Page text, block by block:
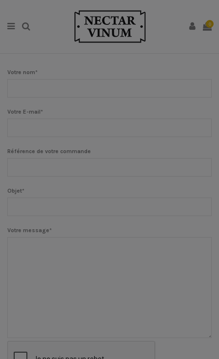
0
Votre nom*
Votre E-mail*
Référence de votre commande
Objet*
Votre message*